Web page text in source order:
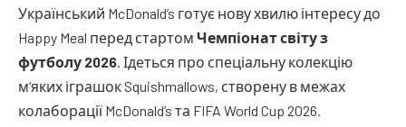
Український McDonald’s готує нову хвилю інтересу до
Happy Meal перед стартом Чемпіонат світу з
футболу 2026. Ідеться про спеціальну колекцію
м’яких іграшок Squishmallows, створену в межах
колаборації McDonald’s та FIFA World Cup 2026.